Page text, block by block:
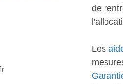
de
Les